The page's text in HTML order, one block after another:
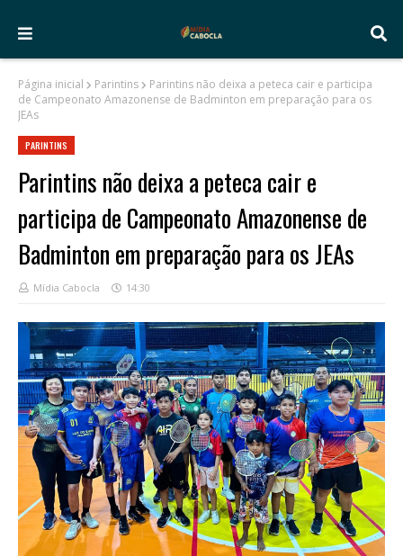
Página inicial Parintins
Parintins não deixa a peteca cair e participa
de Campeonato Amazonense de Badminton em preparação para os
JEAs
PARINTINS
Parintins não deixa a peteca cair e
participa de Campeonato Amazonense de
Badminton em preparação para os JEAs
Mídia Cabocla 14:30